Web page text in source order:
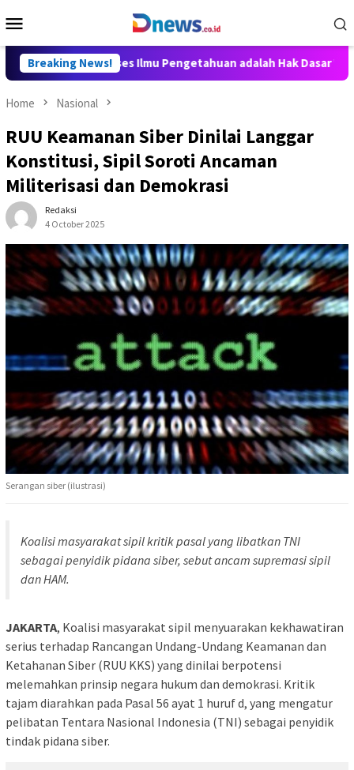
to
Menu
Breaking News!
Akses Ilmu Pengetahuan adalah Hak Dasar Warga Negara
Home Nasional
RUU Keamanan Siber Dinilai Langgar
Konstitusi, Sipil Soroti Ancaman
Militerisasi dan Demokrasi
Redaksi
4 October 2025
Serangan siber (ilustrasi)
Koalisi masyarakat sipil kritik pasal yang libatkan TNI
sebagai penyidik pidana siber, sebut ancam supremasi sipil
dan HAM.
JAKARTA, Koalisi masyarakat sipil menyuarakan kekhawatiran
serius terhadap Rancangan Undang-Undang Keamanan dan
Ketahanan Siber (RUU KKS) yang dinilai berpotensi
melemahkan prinsip negara hukum dan demokrasi. Kritik
tajam diarahkan pada Pasal 56 ayat 1 huruf d, yang mengatur
pelibatan Tentara Nasional Indonesia (TNI) sebagai penyidik
tindak pidana siber.